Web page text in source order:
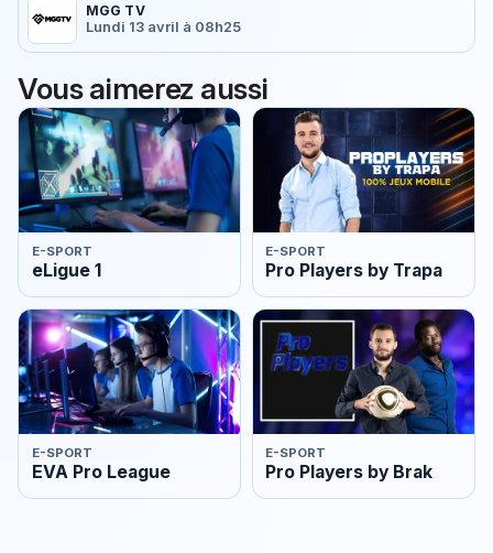
MGG TV
Lundi 13 avril à 08h25
Vous aimerez aussi
E-SPORT
eLigue 1
E-SPORT
Pro Players by Trapa
E-SPORT
EVA Pro League
E-SPORT
Pro Players by Brak